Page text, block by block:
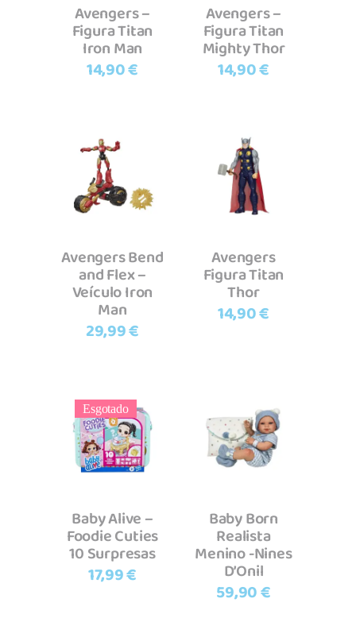
Avengers –
Figura Titan
Iron Man
14,90€
Avengers –
Figura Titan
Mighty Thor
14,90€
Adicionar
Avengers Bend
and Flex –
Veículo Iron
Man
29,99€
Adicionar
Avengers
Figura Titan
Thor
14,90€
Esgotado
Ler mais
Baby Alive –
Foodie Cuties
10 Surpresas
17,99€
Adicionar
Baby Born
Realista
Menino -Nines
D’Onil
59,90€